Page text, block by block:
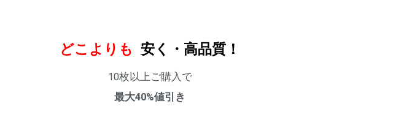
どこよりも 安く・高品質！
10枚以上ご購入で
最大40%値引き